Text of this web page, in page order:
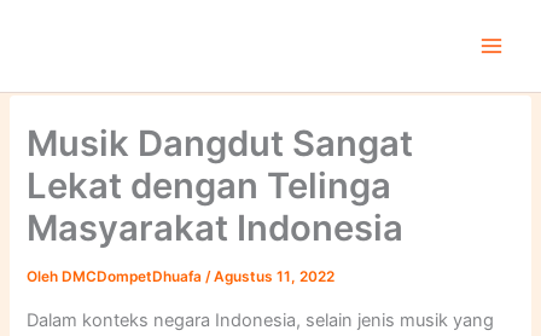
Musik Dangdut Sangat
Lekat dengan Telinga
Masyarakat Indonesia
Oleh DMCDompetDhuafa/Agustus 11, 2022
Dalam konteks negara Indonesia, selain jenis musik yang